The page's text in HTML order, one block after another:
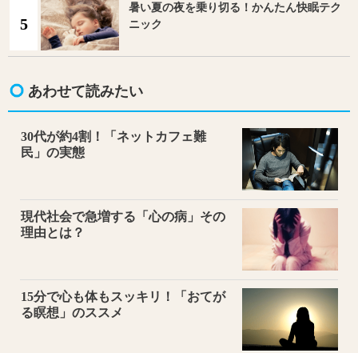
5
暑い夏の夜を乗り切る！かんたん快眠テク
ニック
あわせて読みたい
30代が約4割！「ネットカフェ難
民」の実態
現代社会で急増する「心の病」その
理由とは？
15分で心も体もスッキリ！「おてが
る瞑想」のススメ